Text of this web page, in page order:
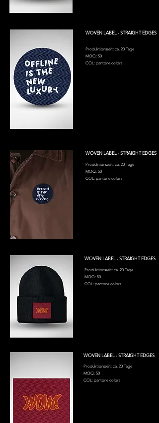
WOVEN LABEL - STRAIGHT EDGES
Produktionszeit: ca. 20 Tage
MOQ: 50
COL: pantone colors
WOVEN LABEL - STRAIGHT EDGES
Produktionszeit: ca. 20 Tage
MOQ: 50
COL: pantone colors
WOVEN LABEL - STRAIGHT EDGES
Produktionszeit: ca. 20 Tage
MOQ: 50
COL: pantone colors
WOVEN LABEL - STRAIGHT EDGES
Produktionszeit: ca. 20 Tage
MOQ: 50
COL: pantone colors